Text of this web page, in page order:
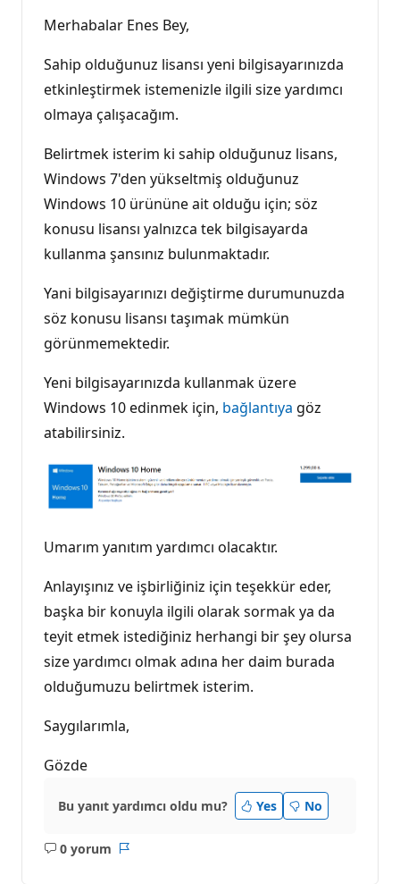
Merhabalar Enes Bey,
Sahip olduğunuz lisansı yeni bilgisayarınızda
etkinleştirmek istemenizle ilgili size yardımcı
olmaya çalışacağım.
Belirtmek isterim ki sahip olduğunuz lisans,
Windows 7'den yükseltmiş olduğunuz
Windows 10 ürününe ait olduğu için; söz
konusu lisansı yalnızca tek bilgisayarda
kullanma şansınız bulunmaktadır.
Yani bilgisayarınızı değiştirme durumunuzda
söz konusu lisansı taşımak mümkün
görünmemektedir.
Yeni bilgisayarınızda kullanmak üzere
Windows 10 edinmek için, bağlantıya göz
atabilirsiniz.
Umarım yanıtım yardımcı olacaktır.
Anlayışınız ve işbirliğiniz için teşekkür eder,
başka bir konuyla ilgili olarak sormak ya da
teyit etmek istediğiniz herhangi bir şey olursa
size yardımcı olmak adına her daim burada
olduğumuzu belirtmek isterim.
Saygılarımla,
Gözde
Bu yanıt yardımcı oldu mu? Yes No
0 yorum
Açıklama